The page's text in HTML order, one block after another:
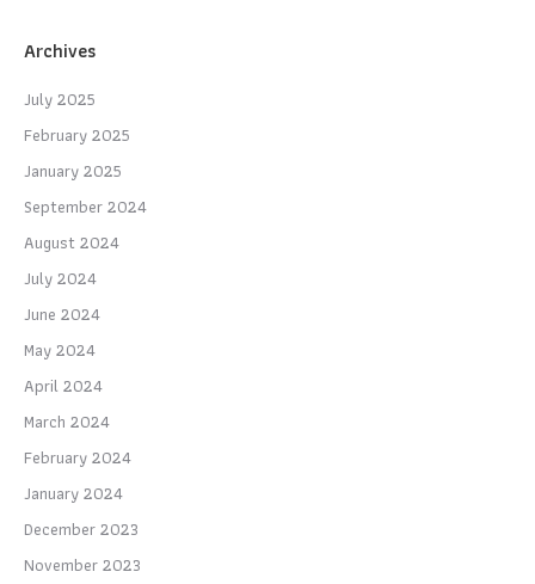
Archives
July 2025
February 2025
January 2025
September 2024
August 2024
July 2024
June 2024
May 2024
April 2024
March 2024
February 2024
January 2024
December 2023
November 2023